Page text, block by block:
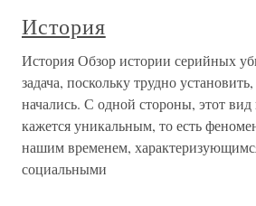
История
История Обзор истории серийных
задача, поскольку трудно
начались. С одной стороны, этот
кажется уникальным, то есть
нашим временем,
социальными